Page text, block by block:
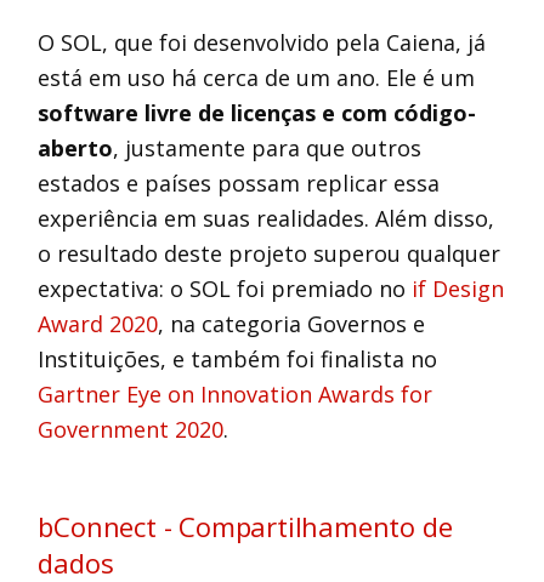
O SOL, que foi desenvolvido pela Caiena, já
está em uso há cerca de um ano. Ele é um
software livre de licenças e com código-
aberto, justamente para que outros
estados e países possam replicar essa
experiência em suas realidades. Além disso,
o resultado deste projeto superou qualquer
expectativa: o SOL foi premiado no if Design
Award 2020, na categoria Governos e
Instituições, e também foi finalista no
Gartner Eye on Innovation Awards for
Government 2020.
bConnect - Compartilhamento de
dados